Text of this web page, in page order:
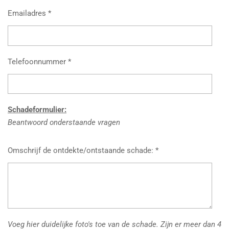
Emailadres *
Telefoonnummer *
Schadeformulier:
Beantwoord onderstaande vragen
Omschrijf de ontdekte/ontstaande schade: *
Voeg hier duidelijke foto's toe van de schade. Zijn er meer dan 4